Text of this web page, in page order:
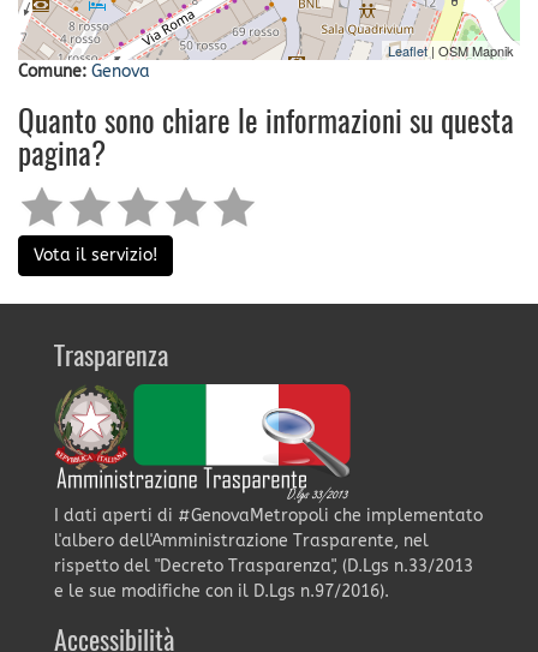
Leaflet| OSM Mapnik
Comune: Genova
Quanto sono chiare le informazioni su questa
pagina?
Vota il servizio!
Trasparenza
I dati aperti di #GenovaMetropoli che implementato
l'albero dell'Amministrazione Trasparente, nel
rispetto del "Decreto Trasparenza", (D.Lgs n.33/2013
e le sue modifiche con il D.Lgs n.97/2016).
Accessibilità